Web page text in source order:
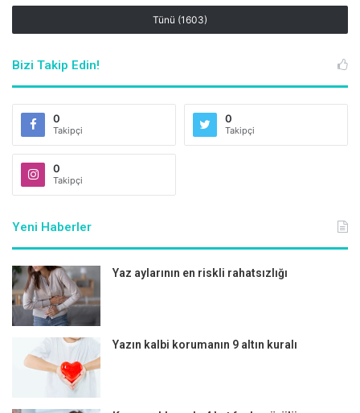
doğru büyüyen miyomlar rahim iç yüzeyini bozar ve
embriyonun tutunmasını engelleyebilir. Bu tip
görülmüştür. Bu miyomların ameliyat ile alınması
doğurganlığı etkilemezler.
SORU: Miyomlar kendiliğinden kaybolur mu?
CEVAP:Miyomlar genellikle kendiliğinden kaybolmaz
ancak bazı durumlarda küçülebilir veya belirgin şekilde
üretiminin olduğu dönemlerde kendiliğinden kaybolmaları
nadirdir.Şikayete yol açmayan miyomlar tedavi
gerektirmese de mutlaka takip edilmelidir.
Tünü (1603)
Bizi Takip Edin!
0
Takipçi
0
Takipçi
0
Takipçi
Yeni Haberler
Yaz aylarının en riskli rahatsızlığı
Yazın kalbi korumanın 9 altın kuralı